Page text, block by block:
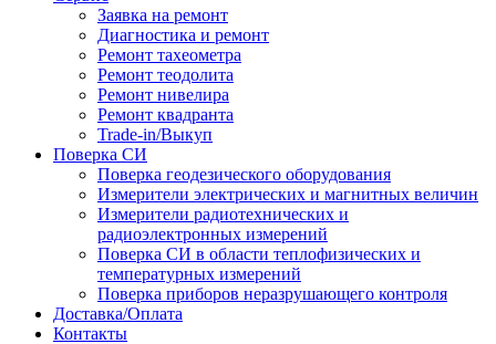
Заявка на ремонт
Диагностика и ремонт
Ремонт тахеометра
Ремонт теодолита
Ремонт нивелира
Ремонт квадранта
Trade-in/Выкуп
Поверка СИ
Поверка геодезического оборудования
Измерители электрических и магнитных величин
Измерители радиотехнических и
радиоэлектронных измерений
Поверка СИ в области теплофизических и
температурных измерений
Поверка приборов неразрушающего контроля
Доставка/Оплата
Контакты